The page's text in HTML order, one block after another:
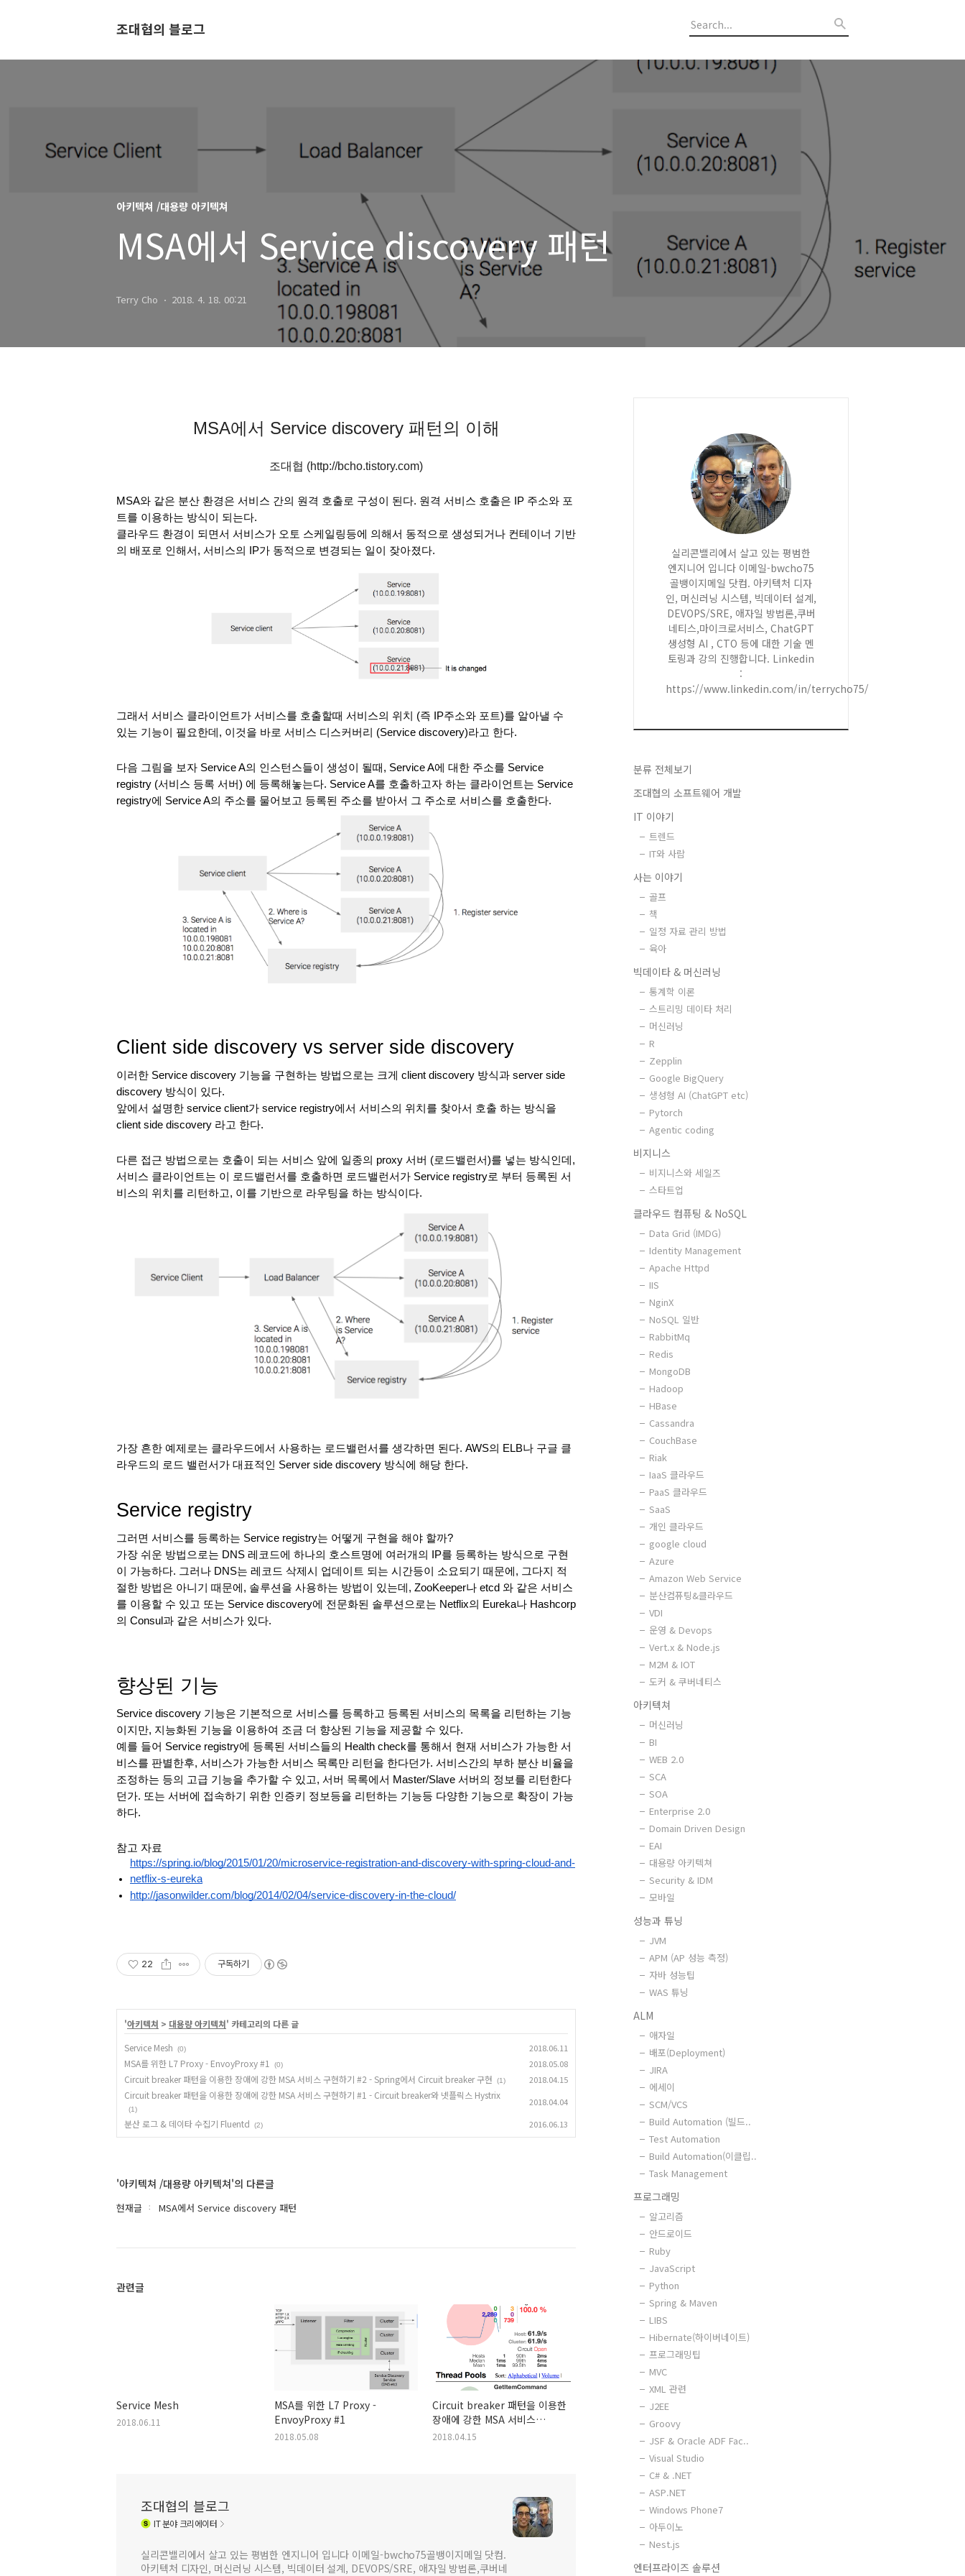
조대협의 블로그
아키텍쳐 /대용량 아키텍쳐
MSA에서 Service discovery 패턴
Terry Cho 2018. 4. 18. 00:21
MSA에서 Service discovery 패턴의 이해
조대협 (http://bcho.tistory.com)
MSA와 같은 분산 환경은 서비스 간의 원격 호출로 구성이 된다. 원격 서비스 호출은 IP 주소와 포
트를 이용하는 방식이 되는다.
클라우드 환경이 되면서 서비스가 오토 스케일링등에 의해서 동적으로 생성되거나 컨테이너 기반
의 배포로 인해서, 서비스의 IP가 동적으로 변경되는 일이 잦아졌다.
그래서 서비스 클라이언트가 서비스를 호출할때 서비스의 위치 (즉 IP주소와 포트)를 알아낼 수
있는 기능이 필요한데, 이것을 바로 서비스 디스커버리 (Service discovery)라고 한다.
다음 그림을 보자 Service A의 인스턴스들이 생성이 될때, Service A에 대한 주소를 Service
registry (서비스 등록 서버) 에 등록해놓는다. Service A를 호출하고자 하는 클라이언트는 Service
registry에 Service A의 주소를 물어보고 등록된 주소를 받아서 그 주소로 서비스를 호출한다.
Client side discovery vs server side discovery
이러한 Service discovery 기능을 구현하는 방법으로는 크게 client discovery 방식과 server side
discovery 방식이 있다.
앞에서 설명한 service client가 service registry에서 서비스의 위치를 찾아서 호출 하는 방식을
client side discovery 라고 한다.
다른 접근 방법으로는 호출이 되는 서비스 앞에 일종의 proxy 서버 (로드밸런서)를 넣는 방식인데,
서비스 클라이언트는 이 로드밸런서를 호출하면 로드밸런서가 Service registry로 부터 등록된 서
비스의 위치를 리턴하고, 이를 기반으로 라우팅을 하는 방식이다.
가장 흔한 예제로는 클라우드에서 사용하는 로드밸런서를 생각하면 된다. AWS의 ELB나 구글 클
라우드의 로드 밸런서가 대표적인 Server side discovery 방식에 해당 한다.
Service registry
그러면 서비스를 등록하는 Service registry는 어떻게 구현을 해야 할까?
가장 쉬운 방법으로는 DNS 레코드에 하나의 호스트명에 여러개의 IP를 등록하는 방식으로 구현
이 가능하다. 그러나 DNS는 레코드 삭제시 업데이트 되는 시간등이 소요되기 때문에, 그다지 적
절한 방법은 아니기 때문에, 솔루션을 사용하는 방법이 있는데, ZooKeeper나 etcd 와 같은 서비스
를 이용할 수 있고 또는 Service discovery에 전문화된 솔루션으로는 Netflix의 Eureka나 Hashcorp
의 Consul과 같은 서비스가 있다.
향상된 기능
Service discovery 기능은 기본적으로 서비스를 등록하고 등록된 서비스의 목록을 리턴하는 기능
이지만, 지능화된 기능을 이용하여 조금 더 향상된 기능을 제공할 수 있다.
예를 들어 Service registry에 등록된 서비스들의 Health check를 통해서 현재 서비스가 가능한 서
비스를 판별한후, 서비스가 가능한 서비스 목록만 리턴을 한다던가. 서비스간의 부하 분산 비율을
조정하는 등의 고급 기능을 추가할 수 있고, 서버 목록에서 Master/Slave 서버의 정보를 리턴한다
던가. 또는 서버에 접속하기 위한 인증키 정보등을 리턴하는 기능등 다양한 기능으로 확장이 가능
하다.
참고 자료
https://spring.io/blog/2015/01/20/microservice-registration-and-discovery-with-spring-cloud-and-
netflix-s-eureka
http://jasonwilder.com/blog/2014/02/04/service-discovery-in-the-cloud/
22 구독하기
'아키텍쳐 > 대용량 아키텍쳐' 카테고리의 다른 글
Service Mesh
(0) 2018.06.11
MSA를 위한 L7 Proxy - EnvoyProxy #1 (0) 2018.05.08
Circuit breaker 패턴을 이용한 장애에 강한 MSA 서비스 구현하기 #2 - Spring에서 Circuit breaker 구현 (1) 2018.04.15
Circuit breaker 패턴을 이용한 장애에 강한 MSA 서비스 구현하기 #1 - Circuit breaker와 넷플릭스 Hystrix
(1)
2018.04.04
분산 로그 & 데이타 수집기 Fluentd (2) 2016.06.13
'아키텍쳐 /대용량 아키텍쳐'의 다른글
현재글 MSA에서 Service discovery 패턴
관련글
Service Mesh
2018.06.11
MSA를 위한 L7 Proxy -
EnvoyProxy #1
2018.05.08
Circuit breaker 패턴을 이용한
장애에 강한 MSA 서비스
구현하기 #2 - Spring에서
2018.04.15
조대협의 블로그
IT분야 크리에이터
실리콘밸리에서 살고 있는 평범한 엔지니어 입니다 이메일-bwcho75골뱅이지메일 닷컴.
아키텍처 디자인, 머신러닝 시스템, 빅데이터 설계, DEVOPS/SRE, 애자일 방법론,쿠버네
실리콘밸리에서 살고 있는 평범한
엔지니어 입니다 이메일-bwcho75
골뱅이지메일 닷컴. 아키텍처 디자
인, 머신러닝 시스템, 빅데이터 설계,
DEVOPS/SRE, 애자일 방법론,쿠버
네티스,마이크로서비스, ChatGPT
생성형 AI , CTO 등에 대한 기술 멘
토링과 강의 진행합니다. Linkedin
:
https://www.linkedin.com/in/terrycho75/
분류 전체보기
조대협의 소프트웨어 개발
IT 이야기
트렌드
IT와 사람
사는 이야기
골프
책
일정 자료 관리 방법
육아
빅데이타 & 머신러닝
통계학 이론
스트리밍 데이타 처리
머신러닝
R
Zepplin
Google BigQuery
생성형 AI (ChatGPT etc)
Pytorch
Agentic coding
비지니스
비지니스와 세일즈
스타트업
클라우드 컴퓨팅 & NoSQL
Data Grid (IMDG)
Identity Management
Apache Httpd
IIS
NginX
NoSQL 일반
RabbitMq
Redis
MongoDB
Hadoop
HBase
Cassandra
CouchBase
Riak
IaaS 클라우드
PaaS 클라우드
SaaS
개인 클라우드
google cloud
Azure
Amazon Web Service
분산컴퓨팅&클라우드
VDI
운영 & Devops
Vert.x & Node.js
M2M & IOT
도커 & 쿠버네티스
아키텍쳐
머신러닝
BI
WEB 2.0
SCA
SOA
Enterprise 2.0
Domain Driven Design
EAI
대용량 아키텍쳐
Security & IDM
모바일
성능과 튜닝
JVM
APM (AP 성능 측정)
자바 성능팁
WAS 튜닝
ALM
애자일
배포(Deployment)
JIRA
에세이
SCM/VCS
Build Automation (빌드..
Test Automation
Build Automation(이클립..
Task Management
프로그래밍
알고리즘
안드로이드
Ruby
JavaScript
Python
Spring & Maven
LIBS
Hibernate(하이버네이트)
프로그래밍팁
MVC
XML 관련
J2EE
Groovy
JSF & Oracle ADF Fac..
Visual Studio
C# & .NET
ASP.NET
Windows Phone7
아두이노
Nest.js
엔터프라이즈 솔루션